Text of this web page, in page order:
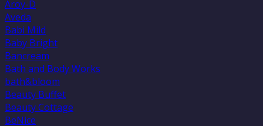
Aroy-D
Aveda
Babi Mild
Baby Bright
Bancream
Bath and Body Works
bath&bloom
Beauty Buffet
Beauty Cottage
BeNice